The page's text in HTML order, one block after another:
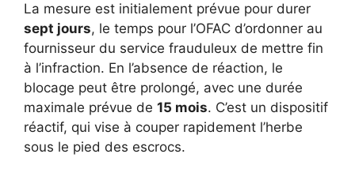
La mesure est initialement prévue pour durer
sept jours, le temps pour l’OFAC d’ordonner au
fournisseur du service frauduleux de mettre fin
à l’infraction. En l’absence de réaction, le
blocage peut être prolongé, avec une durée
maximale prévue de 15 mois. C’est un dispositif
réactif, qui vise à couper rapidement l’herbe
sous le pied des escrocs.